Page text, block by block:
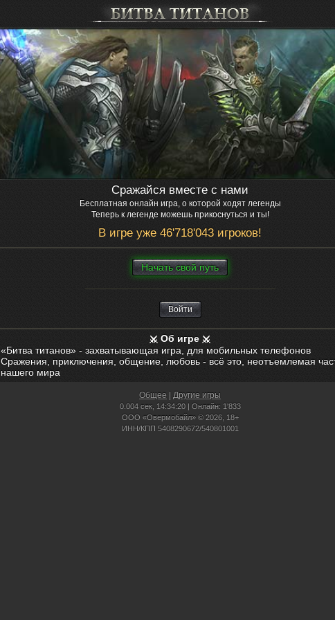
Сражайся вместе с нами
Бесплатная онлайн игра, о которой ходят легенды
Теперь к легенде можешь прикоснуться и ты!
В игре уже 46'718'043 игроков!
Нaчaть свой путь
Войти
Об игре
«Битва титанов» - захватывающая игра, для мобильных телефонов
Сражения, приключения, общение, любовь - всё это, неотъемлемая
нашего мира
Общее Другие игры
0.004 сек, 14:34:20 | Онлайн: 1'833
ООО «Овермобайл» © 2026, 18+
ИНН/КПП 5408290672/540801001